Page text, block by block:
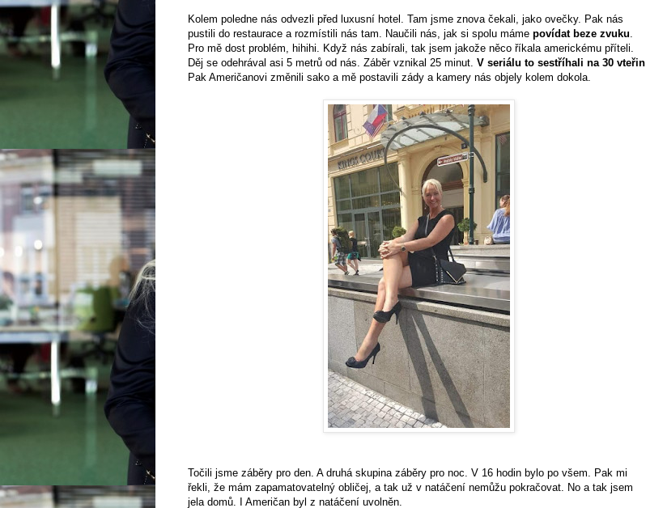
Kolem poledne nás odvezli před luxusní hotel. Tam jsme znova čekali, jako ovečky. Pak nás
pustili do restaurace a rozmístili nás tam. Naučili nás, jak si spolu máme povídat beze zvuku
Pro mě dost problém, hihihi. Když nás zabírali, tak jsem jakože něco říkala americkému příteli.
Děj se odehrával asi 5 metrů od nás. Záběr vznikal 25 minut. V seriálu to sestříhali na 30 vteřin
Pak Američanovi změnili sako a mě postavili zády a kamery nás objely kolem dokola.
Točili jsme záběry pro den. A druhá skupina záběry pro noc. V 16 hodin bylo po všem. Pak mi
řekli, že mám zapamatovatelný obličej, a tak už v natáčení nemůžu pokračovat. No a tak jsem
jela domů. I Američan byl z natáčení uvolněn.